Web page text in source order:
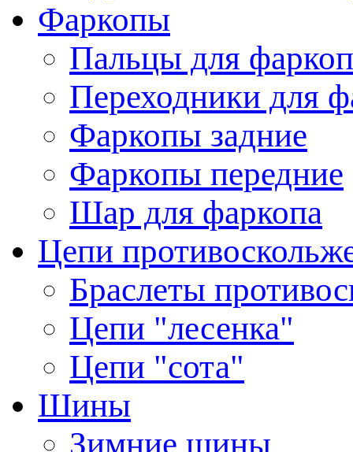
Фаркопы
Пальцы для
Переходники для
Фаркопы задние
Фаркопы передние
Шар для фаркопа
Цепи
Браслеты
Цепи "лесенка"
Цепи "сота"
Шины
Зимние шины